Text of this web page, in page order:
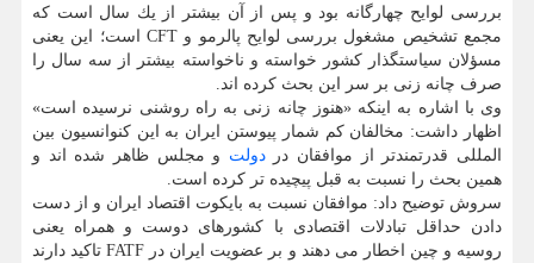
بررسی لوایح چهارگانه بود و پس از آن بیشتر از یك سال است كه
مجمع تشخیص مشغول بررسی لوایح پالرمو و CFT است؛ این یعنی
مسؤلان سیاستگذار كشور خواسته و ناخواسته بیشتر از سه سال را
صرف چانه زنی بر سر این بحث كرده اند.
وی با اشاره به اینكه «هنوز چانه زنی به راه روشنی نرسیده است»
اظهار داشت: مخالفان كم شمار پیوستن ایران به این كنوانسیون بین
المللی قدرتمندتر از موافقان دردولت و مجلس ظاهر شده اند و
همین بحث را نسبت به قبل پیچیده تر كرده است.
سروش توضیح داد: موافقان نسبت به بایكوت اقتصاد ایران و از دست
دادن حداقل تبادلات اقتصادی با كشورهای دوست و همراه یعنی
روسیه و چین اخطار می دهند و بر عضویت ایران در FATF تاكید دارند